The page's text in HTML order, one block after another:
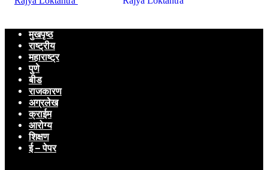
मुखपृष्ठ
राष्ट्रीय
महाराष्ट्र
पुणे
बीड
राजकारण
अग्रलेख
क्राईम
आरोग्य
शिक्षण
ई – पेपर